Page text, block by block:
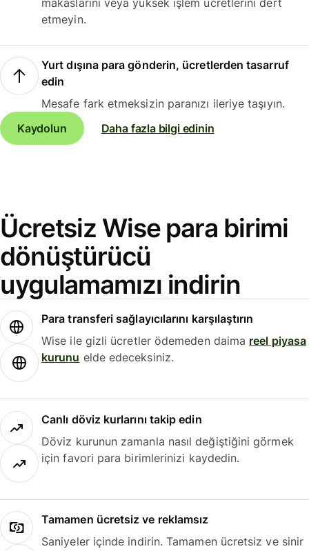
makaslarını veya yüksek işlem ücretlerini dert
etmeyin.
Yurt dışına para gönderin, ücretlerden tasarruf
edin
Mesafe fark etmeksizin paranızı ileriye taşıyın.
Kaydolun
Daha fazla bilgi edinin
Ücretsiz Wise para birimi
dönüştürücü
uygulamamızı indirin
Para transferi sağlayıcılarını karşılaştırın
Wise ile gizli ücretler ödemeden daima reel piyasa
kurunu elde edeceksiniz.
Canlı döviz kurlarını takip edin
Döviz kurunun zamanla nasıl değiştiğini görmek
için favori para birimlerinizi kaydedin.
Tamamen ücretsiz ve reklamsız
Saniyeler içinde indirin. Tamamen ücretsiz ve sinir